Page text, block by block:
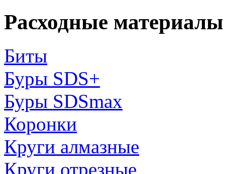
Расходные
Биты
Буры SDS+
Буры SDSmax
Коронки
Круги алмазные
Круги отрезные